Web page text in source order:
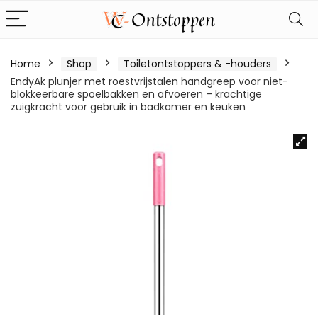
Home Shop
Toiletontstoppers & -houders
EndyAk plunjer met roestvrijstalen handgreep voor niet-
blokkeerbare spoelbakken en afvoeren – krachtige
zuigkracht voor gebruik in badkamer en keuken